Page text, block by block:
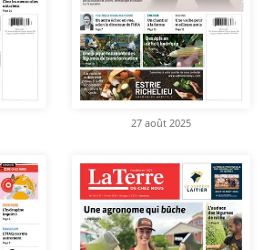
27 août 2025